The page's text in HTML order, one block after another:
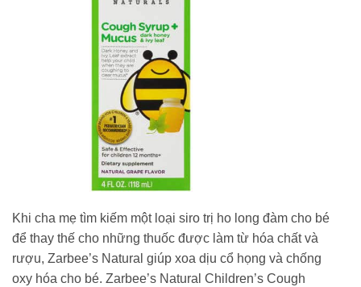
Khi cha mẹ tìm kiếm một loại siro trị ho long đàm cho bé
để thay thế cho những thuốc được làm từ hóa chất và
rượu, Zarbee’s Natural giúp xoa dịu cổ họng và chống
oxy hóa cho bé. Zarbee’s Natural Children’s Cough